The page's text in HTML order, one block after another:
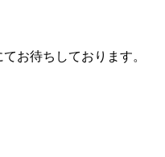
お待ちしております。